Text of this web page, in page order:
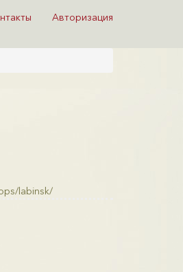
Авторизация
labinsk/